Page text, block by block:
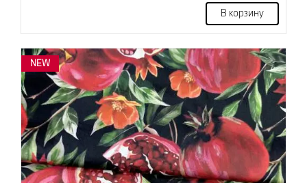
В корзину
NEW